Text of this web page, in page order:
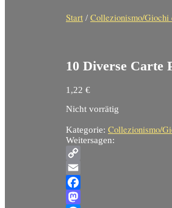
Start / Collezionismo/
10 Diverse Carte
1,22 €
Nicht vorrätig
Kategorie: Collezionismo/
Weitersagen:
Copy
Link
Email
Facebook